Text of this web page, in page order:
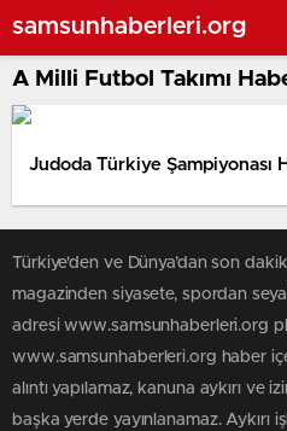
samsunhaberleri.org
A Milli Futbol Takımı
Judoda Türkiye Şampiyonası
Türkiye'den ve Dünya’dan son
magazinden siyasete, spordan
adresi www.samsunhaberleri.org
www.samsunhaberleri.org haber
alıntı yapılamaz, kanuna aykırı ve
başka yerde yayınlanamaz. Aykırı